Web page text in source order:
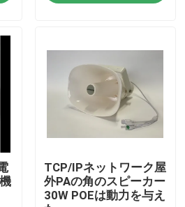
TCP/IPネットワーク屋
外PAの角のスピーカー
30W POEは動力を与え